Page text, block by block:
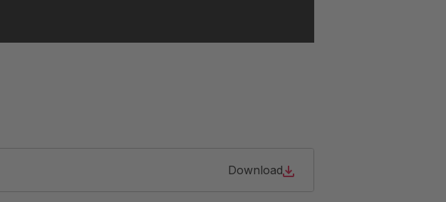
Download